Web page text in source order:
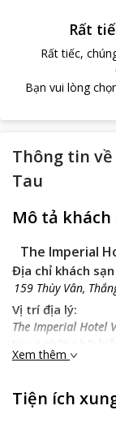
Rất
Rất tiếc,
Bạn vui lòng
Thông tin về
Tau
Mô tả khách
The Imperial
Địa chỉ khách
159 Thùy Vân,
Vị trí địa lý:
The Imperial Hotel
trong những bãi
chạy dài 10km.
Tàu cách khách
thể tới các địa
Xem thêm
Tiện ích